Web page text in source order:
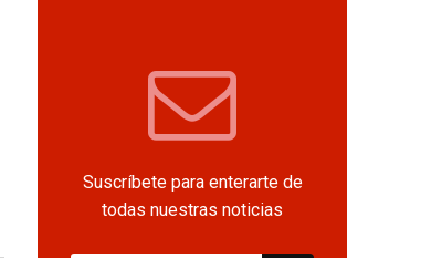
Suscríbete para enterarte de
todas nuestras noticias